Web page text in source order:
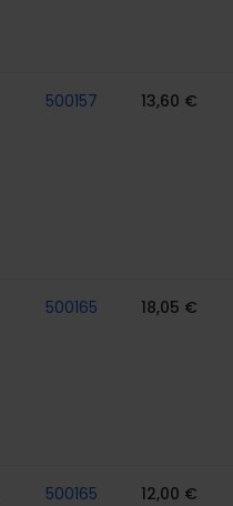
500157 13,60 €
500165 18,05 €
500165 12,00 €